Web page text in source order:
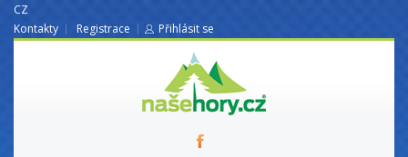
CZ
Kontakty
Registrace Přihlásit se
nasehory.cz